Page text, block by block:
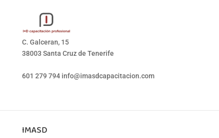
C. Galceran, 15
38003 Santa Cruz de Tenerife
601 279 794 info@imasdcapacitacion.com
IMASD